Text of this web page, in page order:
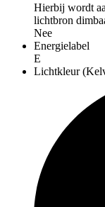
Hierbij wordt
lichtbron
Nee
Energielabel
E
Lichtkleur